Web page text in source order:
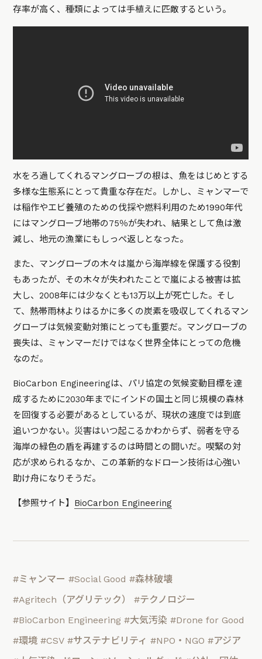
存率が高く、種類によっては手植えに匹敵するという。
水をろ過してくれるマングローブの根は、魚をはじめとする
多様な生態系にとって貴重な存在だ。しかし、ミャンマーで
は稲作やエビ養殖のための伐採や燃料利用のため1990年代
にはマングローブ地帯の75％が失われ、結果として魚は激
減し、地元の漁業にもしっぺ返しとなった。
また、マングローブの木々は嵐から海岸線を保護する役割
もあったが、その木々が失われたことで嵐による被害は拡
大し、2008年には少なくとも13万以上が死亡した。そし
て、熱帯雨林よりはるかに多くの炭素を吸収してくれるマン
グローブは気候変動対策にとっても重要だ。マングローブの
喪失は、ミャンマーだけではなく世界全体にとっての危機
なのだ。
BioCarbon Engineeringは、パリ協定の気候変動目標を達
成するために2030年までにインドの国土と同じ規模の森林
を回復する必要があるとしているが、現状の速度では到底
追いつかない。災害はいつ起こるかわからず、弱者を守る
海岸の緑色の盾を再建するのは時間との闘いだ。喫緊の対
応が求められるなか、この革新的なドローン技術は心強い
助け舟になりそうだ。
【参照サイト】 BioCarbon Engineering
#ミャンマー #Social Good #森林破壊
#Agritech（アグリテック）
#テクノロジー
#BioCarbon Engineering #大気汚染 #Drone for Good
#環境 #CSV #サステナビリティ #NPO・NGO #アジア